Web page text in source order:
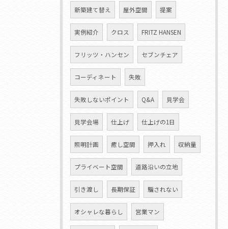
新築建て替え 屋外空間 提案
実例紹介 クロス FRITZ HANSEN
フリッツ・ハンセン セブンチェア
コーディネート 失敗
失敗しないポイント Q&A 見学会
見学会場 仕上げ 仕上げの1日
照明計画 癒し空間 押入れ 収納量
プライベート空間 道路沿いの立地
引き渡し 長期保証 騙されない
オシャレな暮らし 営業マン